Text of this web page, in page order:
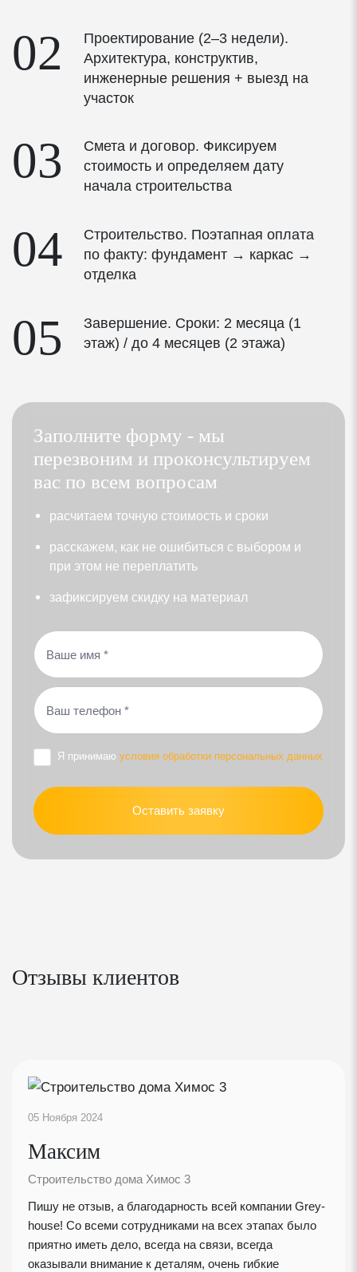
Стеклопакеты энергосберегающие многофункциональные
Мультифункциональное напыление на внешнем
стекле летом защищает от солнца, зимой сохраняет
тепло (Solar)
— дополнительная защита для сохранения тепла
(LowE)
с улучшенной теплоизоляцией для предотвращения
образования конденсата на стеклах
Приведенное сопротивление теплопередаче окна
Два контура уплотнения
Сейфовый замок
Комплектующие
Отливы с полимерным покрытием заводского
изготовления
Москитные сетки
Монтажные пластины, анкеры, гидроизоляционная
лента и расходные материалы для монтажа окон
Монтаж
Покрытие кровли - металлочерепица Grandline с
Толщина металла - 0,5 мм.
Защитный слой Zn 140 г/кв.м.
Стропила сухие строганые с противопожарной фаской
02
Проектирование (2–3 недели).
Архитектура, конструктив,
инженерные решения + выезд на
участок
03
Смета и договор. Фиксируем
стоимость и определяем дату
начала строительства
04
Строительство. Поэтапная оплата
по факту: фундамент → каркас →
отделка
05
Завершение. Сроки: 2 месяца (1
этаж) / до 4 месяцев (2 этажа)
Заполните форму - мы
перезвоним и проконсультируем
вас по всем вопросам
раcчитаем точную стоимость и сроки
расскажем, как не ошибиться с выбором и
при этом не переплатить
зафиксируем скидку на материал
Я принимаю условия обработки персональных данных
Оставить заявку
Отзывы клиентов
05 Ноября 2024
Максим
Строительство дома Химос 3
Пишу не отзыв, а благодарность всей компании Grey-
house! Со всеми сотрудниками на всех этапах было
приятно иметь дело, всегда на связи, всегда
оказывали внимание к деталям, очень гибкие